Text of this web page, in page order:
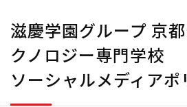
滋慶学園グループ 京
クノロジー専門学校
ソーシャルメディアポ